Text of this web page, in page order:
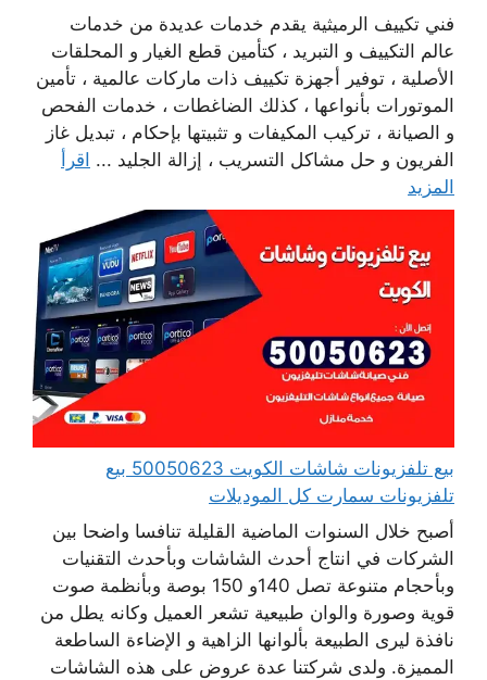
فني تكييف الرميثية يقدم خدمات عديدة من خدمات
عالم التكييف و التبريد ، كتأمين قطع الغيار و المحلقات
الأصلية ، توفير أجهزة تكييف ذات ماركات عالمية ، تأمين
الموتورات بأنواعها ، كذلك الضاغطات ، خدمات الفحص
و الصيانة ، تركيب المكيفات و تثبيتها بإحكام ، تبديل غاز
الفريون و حل مشاكل التسريب ، إزالة الجليد ... اقرأ
المزيد
بيع تلفزيونات شاشات الكويت 50050623 بيع
تلفزيونات سمارت كل الموديلات
أصبح خلال السنوات الماضية القليلة تنافسا واضحا بين
الشركات في انتاج أحدث الشاشات وبأحدث التقنيات
وبأحجام متنوعة تصل 140و 150 بوصة وبأنظمة صوت
قوية وصورة والوان طبيعية تشعر العميل وكانه يطل من
نافذة ليرى الطبيعة بألوانها الزاهية و الإضاءة الساطعة
المميزة. ولدى شركتنا عدة عروض على هذه الشاشات